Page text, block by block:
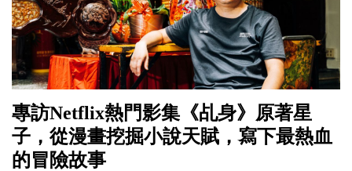
專訪Netflix熱門影集《乩身》原著星
子，從漫畫挖掘小說天賦，寫下最熱血
的冒險故事